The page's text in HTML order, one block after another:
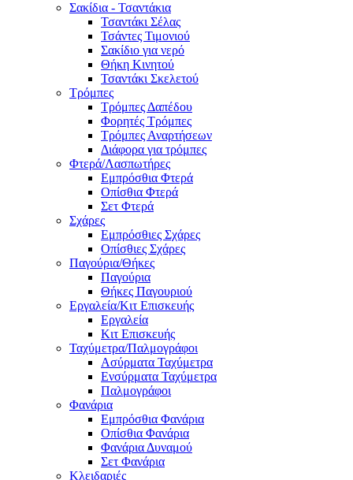
Σακίδια - Τσαντάκια
Τσαντάκι Σέλας
Τσάντες Τιμονιού
Σακίδιο για νερό
Θήκη Κινητού
Τσαντάκι Σκελετού
Τρόμπες
Τρόμπες Δαπέδου
Φορητές Τρόμπες
Τρόμπες Αναρτήσεων
Διάφορα για τρόμπες
Φτερά/Λασπωτήρες
Εμπρόσθια Φτερά
Οπίσθια Φτερά
Σετ Φτερά
Σχάρες
Εμπρόσθιες Σχάρες
Οπίσθιες Σχάρες
Παγούρια/Θήκες
Παγούρια
Θήκες Παγουριού
Εργαλεία/Κιτ Επισκευής
Εργαλεία
Κιτ Επισκευής
Ταχύμετρα/Παλμογράφοι
Ασύρματα Ταχύμετρα
Ενσύρματα Ταχύμετρα
Παλμογράφοι
Φανάρια
Εμπρόσθια Φανάρια
Οπίσθια Φανάρια
Φανάρια Δυναμού
Σετ Φανάρια
Κλειδαριές